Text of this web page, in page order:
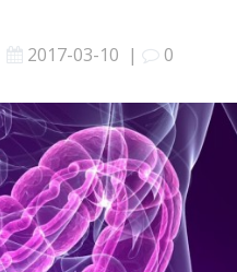
2017-03-10 | 0